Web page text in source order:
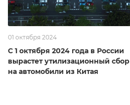
01 октября 2024
С 1 октября 2024 года в России
вырастет утилизационный сбор
на автомобили из Китая